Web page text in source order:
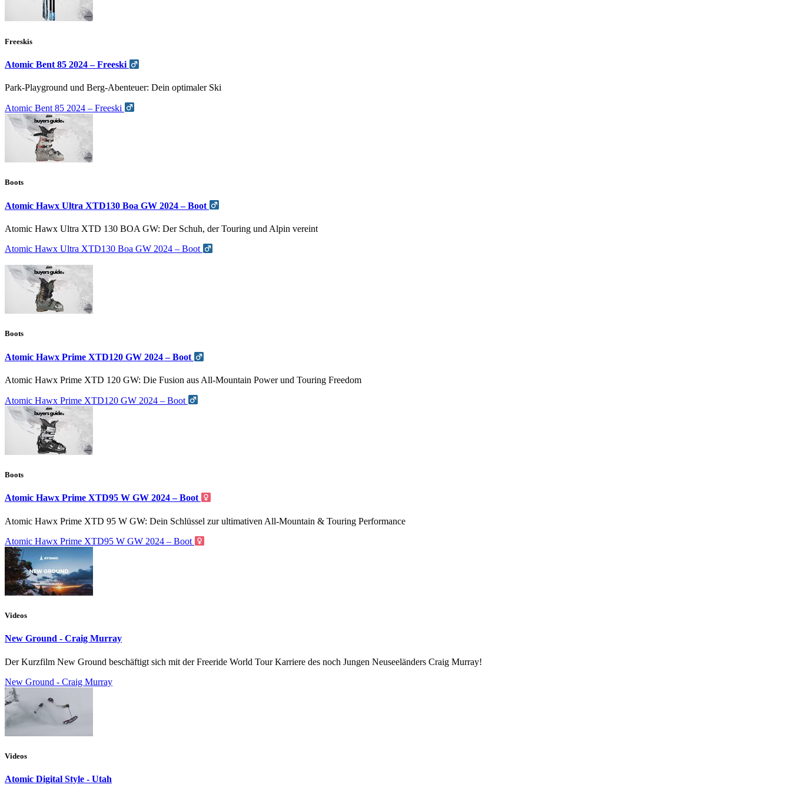
Freeskis
Atomic Bent 85 2024 – Freeski
Park-Playground und Berg-Abenteuer: Dein optimaler Ski
Atomic Bent 85 2024 – Freeski
Boots
Atomic Hawx Ultra XTD130 Boa GW 2024 – Boot
Atomic Hawx Ultra XTD 130 BOA GW: Der Schuh, der Touring und Alpin vereint
Atomic Hawx Ultra XTD130 Boa GW 2024 – Boot
Boots
Atomic Hawx Prime XTD120 GW 2024 – Boot
Atomic Hawx Prime XTD 120 GW: Die Fusion aus All-Mountain Power und Touring Freedom
Atomic Hawx Prime XTD120 GW 2024 – Boot
Boots
Atomic Hawx Prime XTD95 W GW 2024 – Boot
Atomic Hawx Prime XTD 95 W GW: Dein Schlüssel zur ultimativen All-Mountain & Touring Performance
Atomic Hawx Prime XTD95 W GW 2024 – Boot
Videos
New Ground - Craig Murray
Der Kurzfilm New Ground beschäftigt sich mit der Freeride World Tour Karriere des noch Jungen Neuseeländers Craig Murray!
New Ground - Craig Murray
Videos
Atomic Digital Style - Utah